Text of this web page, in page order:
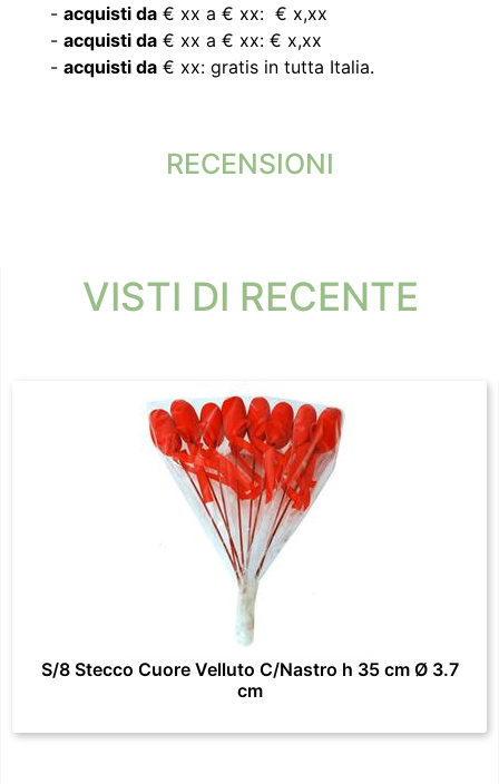
- acquisti da € xx a € xx: € x,xx
- acquisti da € xx a € xx: € x,xx
- acquisti da € xx: gratis in tutta Italia.
RECENSIONI
VISTI DI RECENTE
S/8 Stecco Cuore Velluto C/Nastro h 35 cm Ø 3.7
cm